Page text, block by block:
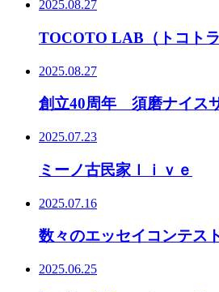
2025.08.27
TOCOTO LAB（トコトラ
2025.08.27
創立40周年 須磨ナイス
2025.07.23
ミーノ古民家ｌｉｖｅ
2025.07.16
数々のエッセイコンテス
2025.06.25